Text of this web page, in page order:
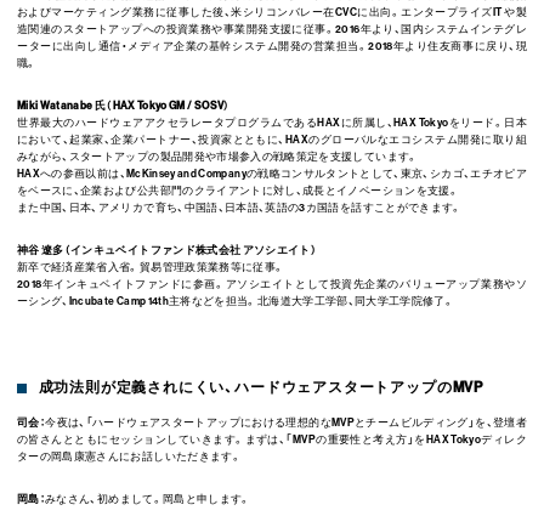
およびマーケティング業務に従事した後、米シリコンバレー在CVCに出向。エンタープライズIT や製
造関連のスタートアップへの投資業務や事業開発支援に従事。2016年より、国内システムインテグレ
ーターに出向し通信・メディア企業の基幹システム開発の営業担当。2018年より住友商事に戻り、現
職。
Miki Watanabe 氏（HAX Tokyo GM / SOSV）
世界最大のハードウェアアクセラレータプログラムであるHAXに所属し、HAX Tokyoをリード。日本
において、起業家、企業パートナー、投資家とともに、HAXのグローバルなエコシステム開発に取り組
みながら、スタートアップの製品開発や市場参入の戦略策定を支援しています。
HAXへの参画以前は、McKinsey and Companyの戦略コンサルタントとして、東京、シカゴ、エチオピア
をベースに、企業および公共部門のクライアントに対し、成長とイノベーションを支援。
また中国、日本、アメリカで育ち、中国語、日本語、英語の3カ国語を話すことができます。
神谷 遼多（インキュベイトファンド株式会社 アソシエイト）
新卒で経済産業省入省。貿易管理政策業務等に従事。
2018年インキュベイトファンドに参画。アソシエイトとして投資先企業のバリューアップ業務やソ
ーシング、Incubate Camp 14th主将などを担当。北海道大学工学部、同大学工学院修了。
成功法則が定義されにくい、ハードウェアスタートアップのMVP
司会：今夜は、「ハードウェアスタートアップにおける理想的なMVPとチームビルディング」を、登壇者
の皆さんとともにセッションしていきます。まずは、「MVPの重要性と考え方」をHAX Tokyoディレク
ターの岡島康憲さんにお話しいただきます。
岡島：みなさん、初めまして。岡島と申します。